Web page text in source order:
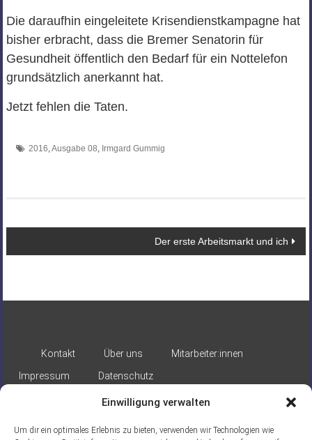
Einwilligung verwalten
Um dir ein optimales Erlebnis zu bieten, verwenden wir Technologien wie
Die daraufhin eingeleitete Krisendienstkampagne hat
bisher erbracht, dass die Bremer Senatorin für
Gesundheit öffentlich den Bedarf für ein Nottelefon
grundsätzlich anerkannt hat.
Jetzt fehlen die Taten.
2016,Ausgabe 08, Irmgard Gummig
BeitragsnavigationDer erste Arbeitsmarkt und ich
Kontakt Über uns
Mitarbeiter:innen
Impressum
Datenschutz